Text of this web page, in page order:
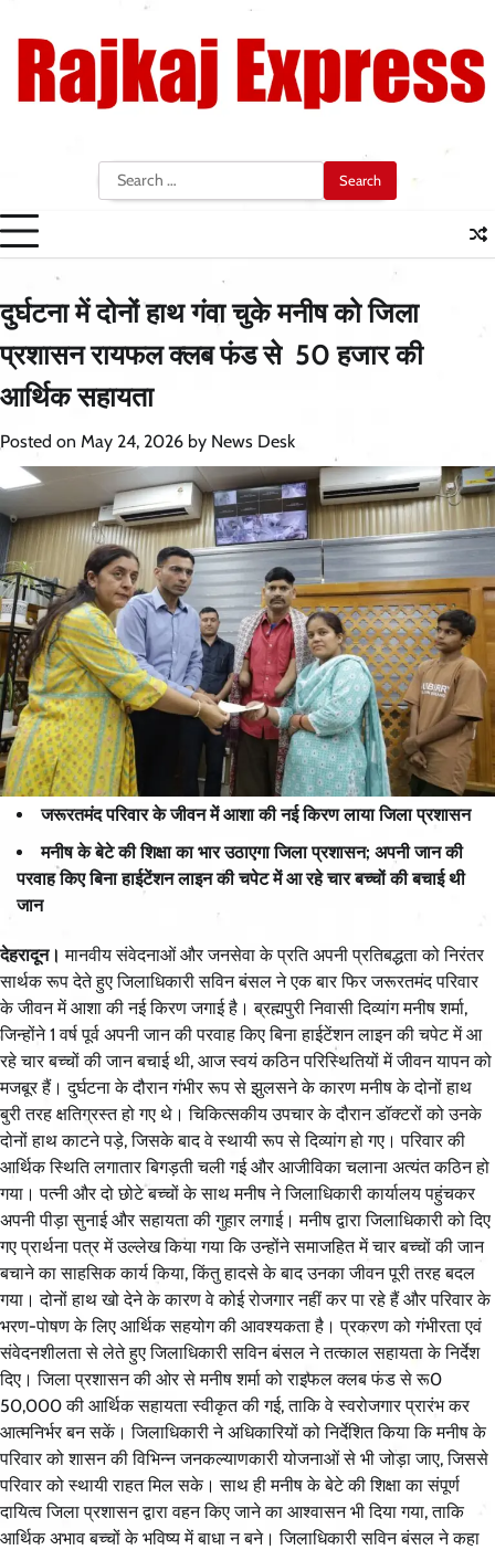
content
Search
for:
दुर्घटना में दोनों हाथ गंवा चुके मनीष को जिला
प्रशासन रायफल क्लब फंड से 50 हजार की
आर्थिक सहायता
Posted on May 24, 2026 by News Desk
जरूरतमंद परिवार के जीवन में आशा की नई किरण लाया जिला प्रशासन
मनीष के बेटे की शिक्षा का भार उठाएगा जिला प्रशासन; अपनी जान की
परवाह किए बिना हाईटेंशन लाइन की चपेट में आ रहे चार बच्चों की बचाई थी
जान
देहरादून। मानवीय संवेदनाओं और जनसेवा के प्रति अपनी प्रतिबद्धता को निरंतर
सार्थक रूप देते हुए जिलाधिकारी सविन बंसल ने एक बार फिर जरूरतमंद परिवार
के जीवन में आशा की नई किरण जगाई है। ब्रह्मपुरी निवासी दिव्यांग मनीष शर्मा,
जिन्होंने 1 वर्ष पूर्व अपनी जान की परवाह किए बिना हाईटेंशन लाइन की चपेट में आ
रहे चार बच्चों की जान बचाई थी, आज स्वयं कठिन परिस्थितियों में जीवन यापन को
मजबूर हैं। दुर्घटना के दौरान गंभीर रूप से झुलसने के कारण मनीष के दोनों हाथ
बुरी तरह क्षतिग्रस्त हो गए थे। चिकित्सकीय उपचार के दौरान डॉक्टरों को उनके
दोनों हाथ काटने पड़े, जिसके बाद वे स्थायी रूप से दिव्यांग हो गए। परिवार की
आर्थिक स्थिति लगातार बिगड़ती चली गई और आजीविका चलाना अत्यंत कठिन हो
गया। पत्नी और दो छोटे बच्चों के साथ मनीष ने जिलाधिकारी कार्यालय पहुंचकर
अपनी पीड़ा सुनाई और सहायता की गुहार लगाई। मनीष द्वारा जिलाधिकारी को दिए
गए प्रार्थना पत्र में उल्लेख किया गया कि उन्होंने समाजहित में चार बच्चों की जान
बचाने का साहसिक कार्य किया, किंतु हादसे के बाद उनका जीवन पूरी तरह बदल
गया। दोनों हाथ खो देने के कारण वे कोई रोजगार नहीं कर पा रहे हैं और परिवार के
भरण-पोषण के लिए आर्थिक सहयोग की आवश्यकता है। प्रकरण को गंभीरता एवं
संवेदनशीलता से लेते हुए जिलाधिकारी सविन बंसल ने तत्काल सहायता के निर्देश
दिए। जिला प्रशासन की ओर से मनीष शर्मा को राइफल क्लब फंड से रू0
50,000 की आर्थिक सहायता स्वीकृत की गई, ताकि वे स्वरोजगार प्रारंभ कर
आत्मनिर्भर बन सकें। जिलाधिकारी ने अधिकारियों को निर्देशित किया कि मनीष के
परिवार को शासन की विभिन्न जनकल्याणकारी योजनाओं से भी जोड़ा जाए, जिससे
परिवार को स्थायी राहत मिल सके। साथ ही मनीष के बेटे की शिक्षा का संपूर्ण
दायित्व जिला प्रशासन द्वारा वहन किए जाने का आश्वासन भी दिया गया, ताकि
आर्थिक अभाव बच्चों के भविष्य में बाधा न बने। जिलाधिकारी सविन बंसल ने कहा